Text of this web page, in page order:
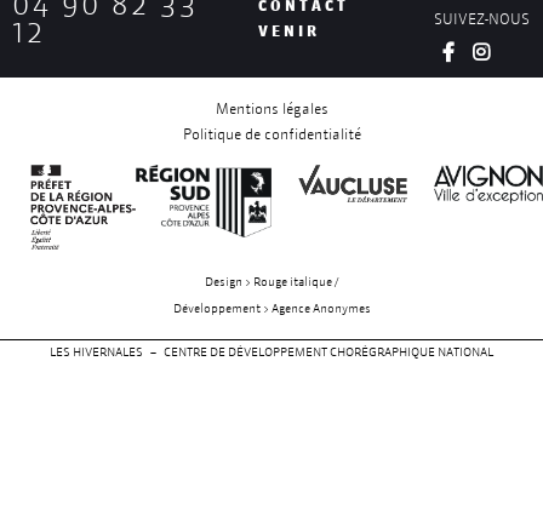
12
CONTACT
VENIR
SUIVEZ-NOUS
Mentions légales
Politique de confidentialité
Design > Rouge italique /
Développement > Agence Anonymes
LES HIVERNALES – CENTRE DE DÉVELOPPEMENT CHORÉGRAPHIQUE NATIONAL